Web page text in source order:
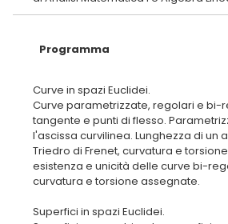
Programma
Curve in spazi Euclidei.
Curve parametrizzate, regolari e bi-
tangente e punti di flesso.
l'ascissa curvilinea. Lunghezza di un
Triedro di Frenet, curvatura e
esistenza e unicità delle curve bi-
curvatura e torsione assegnate.
Superfici in spazi Euclidei.